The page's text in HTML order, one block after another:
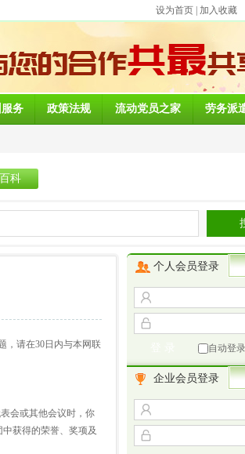
设为首页 加入收藏
务 政策法规 流动党员之家 劳务派
科
，请在30日内与本网联
会或其他会议时，你
获得的荣誉、奖项及
个人会员登录
自动登录
企业会员登录